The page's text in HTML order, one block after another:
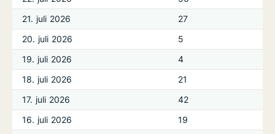
21. juli 2026
27
20. juli 2026
5
19. juli 2026
4
18. juli 2026
21
17. juli 2026
42
16. juli 2026
19